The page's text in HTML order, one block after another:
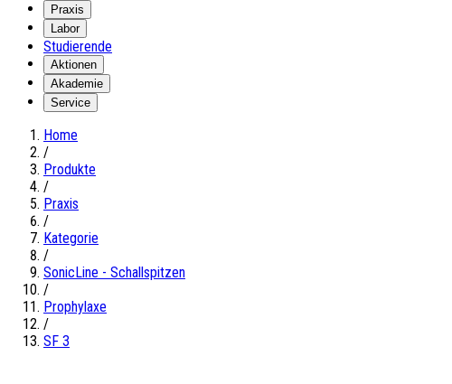
Praxis
Labor
Studierende
Aktionen
Akademie
Service
Home
/
Produkte
/
Praxis
/
Kategorie
/
SonicLine - Schallspitzen
/
Prophylaxe
/
SF 3